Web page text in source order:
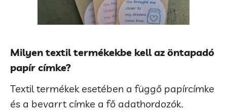
Milyen textil termékekbe kell az öntapadó
papír címke?
Textil termékek esetében a függő papírcímke
és a bevarrt címke a fő adathordozók.